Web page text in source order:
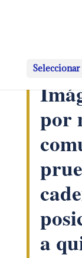
Seleccionar
por
a